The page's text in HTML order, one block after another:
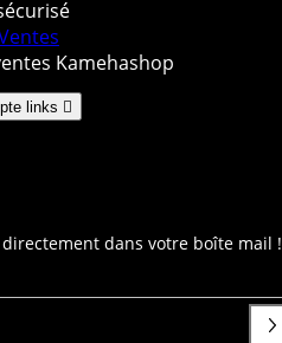
directement dans votre boîte mail !
Kamehashop
links 